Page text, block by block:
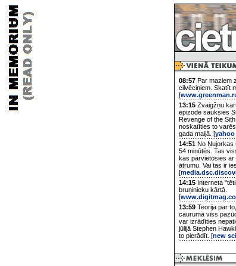
08:57 Par maziem
cilvēciņiem. Skatīt
[
13:15 Zvaigžņu
epizode sauksies
Revenge of the
noskatīties to
gada maijā. [yahoo
14:51 No Ņujorkas
54 minūtēs. Tas
kas pārvietosies ar
ātrumu. Vai tas ir
[
14:15 Interneta
bruņinieku kārtā.
[
13:59 Teorija par
caurumā viss
var izrādīties
jūlijā Stephen
to pierādīt. [new